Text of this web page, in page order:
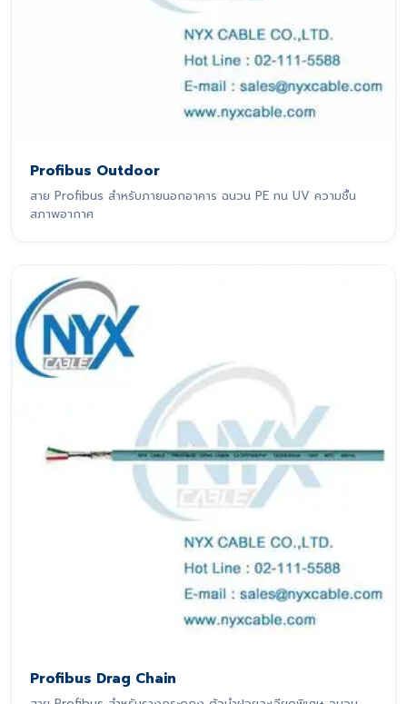
Profibus Outdoor
สาย Profibus สำหรับภายนอกอาคาร ฉนวน PE ทน UV ความชื้น
สภาพอากาศ
Profibus Drag Chain